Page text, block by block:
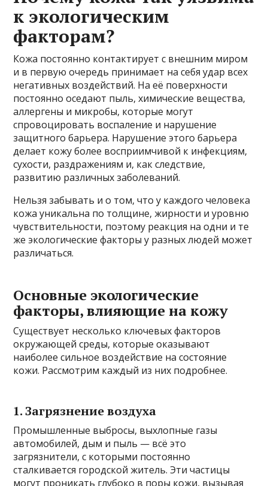
к экологическим
факторам?
Кожа постоянно контактирует с внешним миром
и в первую очередь принимает на себя удар всех
негативных воздействий. На её поверхности
постоянно оседают пыль, химические вещества,
аллергены и микробы, которые могут
спровоцировать воспаление и нарушение
защитного барьера. Нарушение этого барьера
делает кожу более восприимчивой к инфекциям,
сухости, раздражениям и, как следствие,
развитию различных заболеваний.
Нельзя забывать и о том, что у каждого человека
кожа уникальна по толщине, жирности и уровню
чувствительности, поэтому реакция на одни и те
же экологические факторы у разных людей может
различаться.
Основные экологические
факторы, влияющие на кожу
Существует несколько ключевых факторов
окружающей среды, которые оказывают
наиболее сильное воздействие на состояние
кожи. Рассмотрим каждый из них подробнее.
1. Загрязнение воздуха
Промышленные выбросы, выхлопные газы
автомобилей, дым и пыль — всё это
загрязнители, с которыми постоянно
сталкивается городской житель. Эти частицы
могут проникать глубоко в поры кожи, вызывая